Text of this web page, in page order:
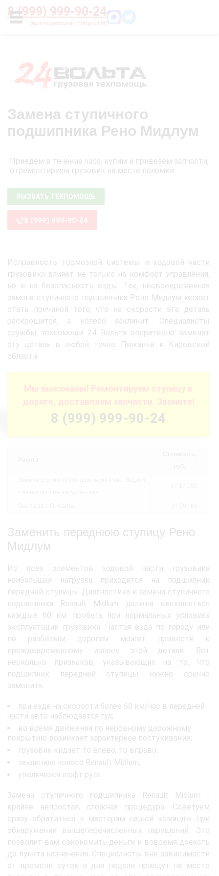
8 (999) 999-90-24
УСЛУГИ
Главная О нас Цены
Замена ступичного
подшипника Рено Мидлум
Приедем в течение часа, купим и привезём запчасти,
отремонтируем грузовик на месте поломки
ВЫЗВАТЬ ТЕХПОМОЩЬ
8 (999) 999-90-24
Исправность тормозной системы и ходовой части
грузовика влияет не только на комфорт управления,
но и на безопасность езды. Так, несвоевременная
замена ступичного подшипника Рено Мидлум может
стать причиной того, что на скорости эта деталь
раскрошится, а колесо заклинит. Специалисты
службы техпомощи 24 Вольта оперативно заменят
эту деталь в любой точке Пижанки и Кировской
области.
Мы выезжаем! Ремонтируем ступицу в
дороге, доставляем запчасти. Звоните!
8 (999) 999-90-24
Заменить переднюю ступицу Рено
Мидлум
Из всех элементов ходовой части грузовика
наибольшая нагрузка приходится на подшипник
передней ступицы. Диагностика и замена ступичного
подшипника Renault Midlum должна выполняться
каждые 60 км. пробега при нормальных условиях
эксплуатации грузовика. Частая езда по городу или
по разбитым дорогам может привести к
преждевременному износу этой детали. Вот
несколько признаков, указывающих на то, что
подшипник передней ступицы нужно срочно
заменить:
при езде на скорости более 60 км/час в передней
части авто наблюдается гул;
во время движения по неровному дорожному
покрытию возникает характерное постукивание;
грузовик кидает то влево, то вправо;
заклинило колесо Renault Midlum;
увеличился люфт руля.
Замена ступичного подшипника Renault Midlum -
крайне непростая, сложная процедура. Советуем
сразу обратиться к мастерам нашей команды при
обнаружении вышеперечисленных нарушений. Это
позволит вам сэкономить деньги и вовремя доехать
до пункта назначения. Специалисты вне зависимости
от времени суток и дня недели приедут на место